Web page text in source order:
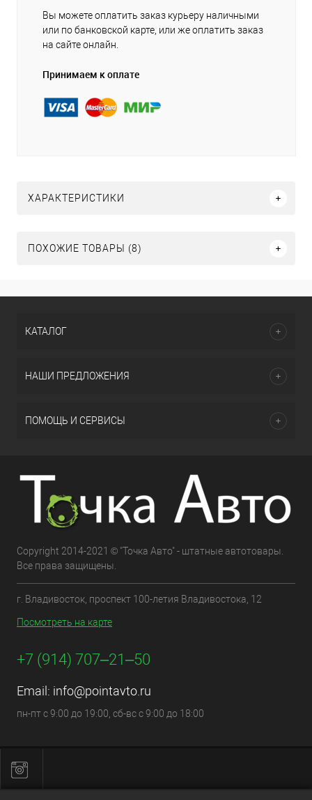
Вы можете оплатить заказ курьеру наличными
или по банковской карте, или же оплатить заказ
на сайте онлайн.
Принимаем к оплате
ХАРАКТЕРИСТИКИ
ПОХОЖИЕ ТОВАРЫ (8)
КАТАЛОГ
НАШИ ПРЕДЛОЖЕНИЯ
ПОМОЩЬ И СЕРВИСЫ
Copyright 2014-2021 © "Точка Авто" - штатные автотовары.
Все права защищены.
г. Владивосток, проспект 100-летия Владивостока, 12
Посмотреть на карте
+7 (914) 707‒21‒50
Email: info@pointavto.ru
пн-пт с 9:00 до 19:00, сб-вс с 9:00 до 18:00